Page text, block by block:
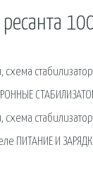
схема
схема
ПИТАНИЕ И